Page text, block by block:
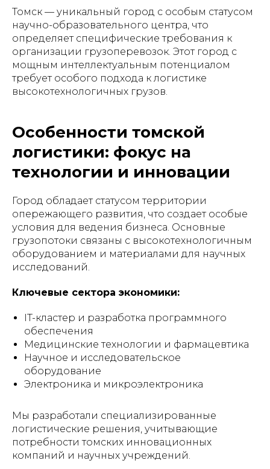
Томск — уникальный город с особым статусом
научно-образовательного центра, что
определяет специфические требования к
организации грузоперевозок. Этот город с
мощным интеллектуальным потенциалом
требует особого подхода к логистике
высокотехнологичных грузов.
Особенности томской
логистики: фокус на
технологии и инновации
Город обладает статусом территории
опережающего развития, что создает особые
условия для ведения бизнеса. Основные
грузопотоки связаны с высокотехнологичным
оборудованием и материалами для научных
исследований.
Ключевые сектора экономики:
IT-кластер и разработка программного
обеспечения
Медицинские технологии и фармацевтика
Научное и исследовательское
оборудование
Электроника и микроэлектроника
Мы разработали специализированные
логистические решения, учитывающие
потребности томских инновационных
компаний и научных учреждений.